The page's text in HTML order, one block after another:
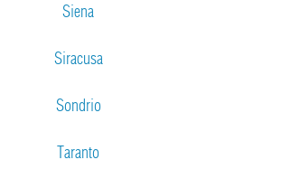
Siena
Siracusa
Sondrio
Taranto